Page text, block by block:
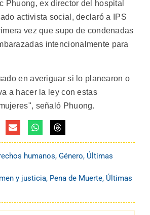
Phuong, ex director del hospital
activista social, declaró a IPS
vez que supo de condenadas
intencionalmente para
en averiguar si lo planearon o
a hacer la ley con estas
señaló Phuong.
humanos, Género, Últimas
y justicia, Pena de Muerte, Últimas